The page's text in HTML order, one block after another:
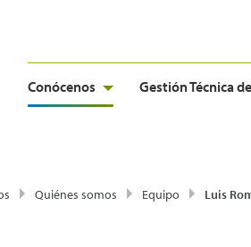
Conócenos Gestión Técnica
Quiénes somos Equipo Luis